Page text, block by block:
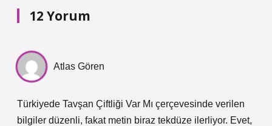
12 Yorum
Atlas Gören
Türkiyede Tavşan Çiftliği Var Mı çerçevesinde verilen
bilgiler düzenli, fakat metin biraz tekdüze ilerliyor. Evet,